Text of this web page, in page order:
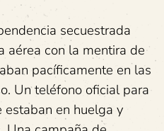
secuestrada
aérea con la mentira de
pacíficamente en las
Un teléfono oficial para
en huelga y